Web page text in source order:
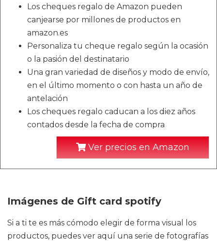
Los cheques regalo de Amazon pueden
canjearse por millones de productos en
amazon.es
Personaliza tu cheque regalo según la ocasión
o la pasión del destinatario
Una gran variedad de diseños y modo de envío,
en el último momento o con hasta un año de
antelación
Los cheques regalo caducan a los diez años
contados desde la fecha de compra
Ver precios en Amazon
Imágenes de Gift card spotify
Si a ti te es más cómodo elegir de forma visual los
productos, puedes ver aquí una serie de fotografías